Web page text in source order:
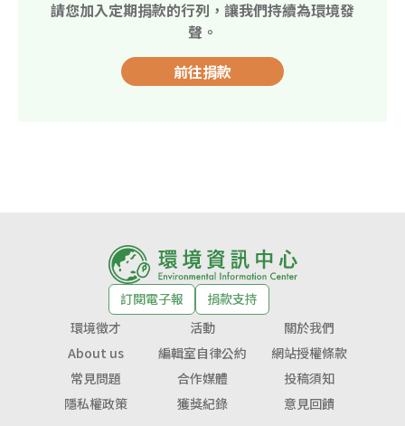
請您加入定期捐款的行列，讓我們持續為環境發
聲。
前往捐款
訂閱電子報
捐款支持
環境徵才
活動
關於我們
About us
編輯室自律公約
網站授權條款
常見問題
合作媒體
投稿須知
隱私權政策
獲獎紀錄 意見回饋